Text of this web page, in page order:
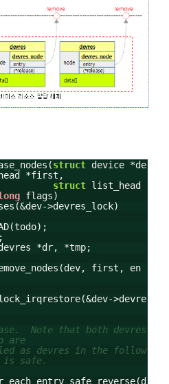
struct device *de
*first,
struct list_head
flags)
>devres_lock)
*dr, *tmp;
first, en
>devre
Note that both devres
are
as devres in the follow
safe.